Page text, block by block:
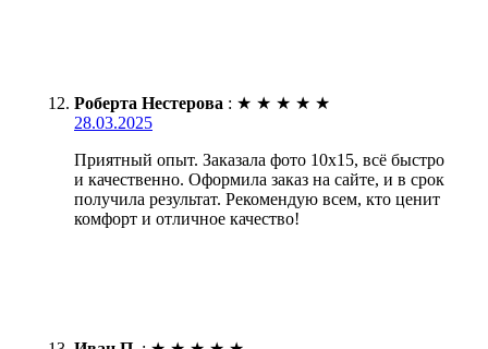
Роберта Нестерова : ★ ★ ★ ★ ★
28.03.2025
Приятный опыт. Заказала фото 10х15, всё быстро
и качественно. Оформила заказ на сайте, и в срок
получила результат. Рекомендую всем, кто ценит
комфорт и отличное качество!